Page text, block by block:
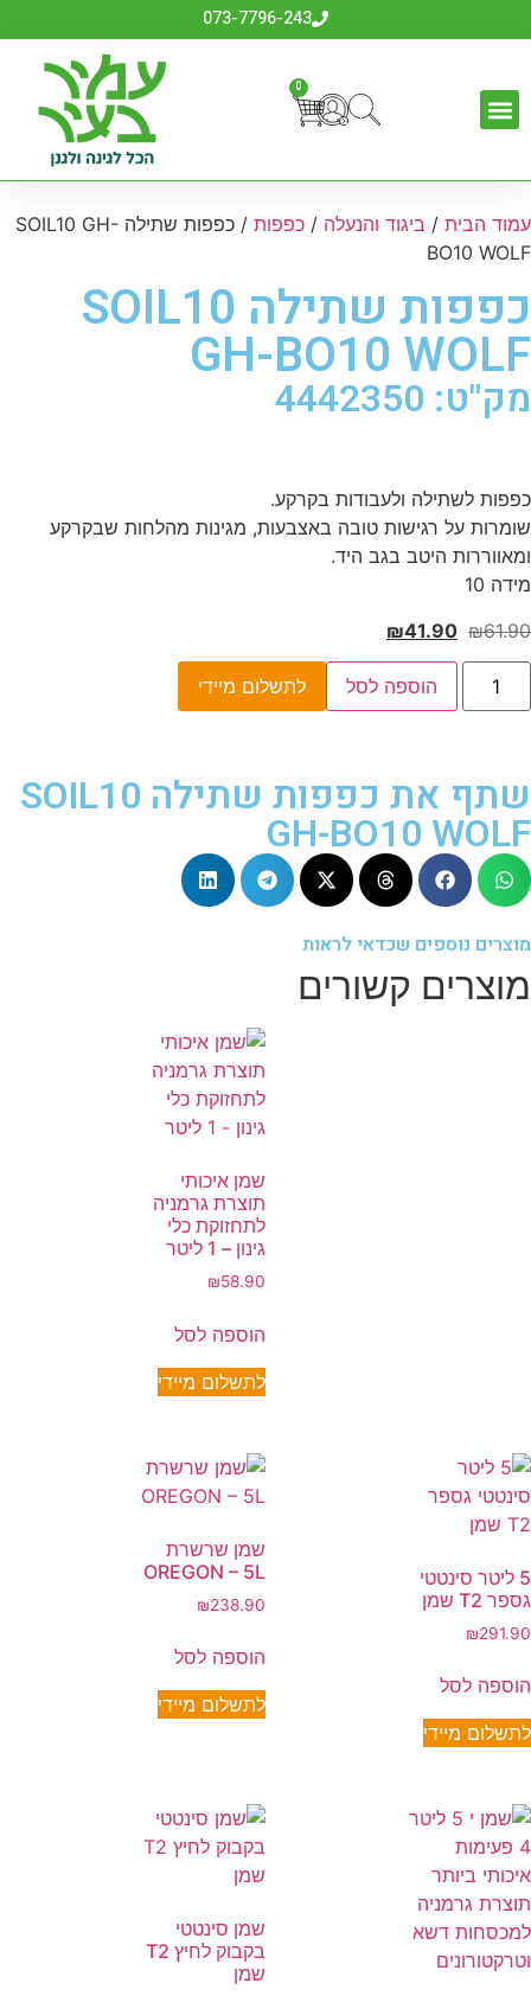
073-7796-243
0
עמוד הבית / ביגוד והנעלה / כפפות
/ כפפות שתילה SOIL10 GH-
BO10 WOLF
כפפות שתילה SOIL10
GH-BO10 WOLF
מק"ט: 4442350
כפפות לשתילה ולעבודות בקרקע.
שומרות על רגישות טובה באצבעות, מגינות מהלחות שבקרקע
ומאווררות היטב בגב היד.
מידה 10
₪61.90
₪41.90
הוספה לסל לתשלום מיידי
שתף את כפפות שתילה SOIL10
GH-BO10 WOLF
מוצרים נוספים שכדאי לראות
מוצרים קשורים
שמן איכותי
תוצרת גרמניה
לתחזוקת כלי
גינון – 1 ליטר
₪58.90
הוספה לסל
לתשלום מיידי
5 ליטר סינטטי
גספר T2 שמן
₪291.90
הוספה לסל
לתשלום מיידי
שמן שרשרת
OREGON – 5L
₪238.90
הוספה לסל
לתשלום מיידי
שמן סינטטי
בקבוק לחיץ T2
שמן